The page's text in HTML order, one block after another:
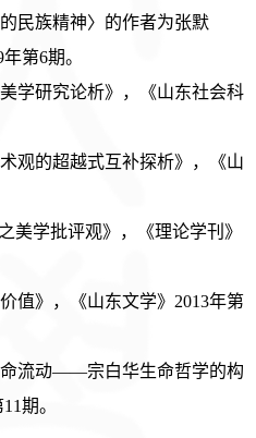
民族精神〉的作者为张默
第6期。
学研究论析》，《山东社会科
观的超越式互补探析》，《山
美学批评观》，《理论学刊》
值》，《山东文学》2013年第
流动——宗白华生命哲学的构
期。